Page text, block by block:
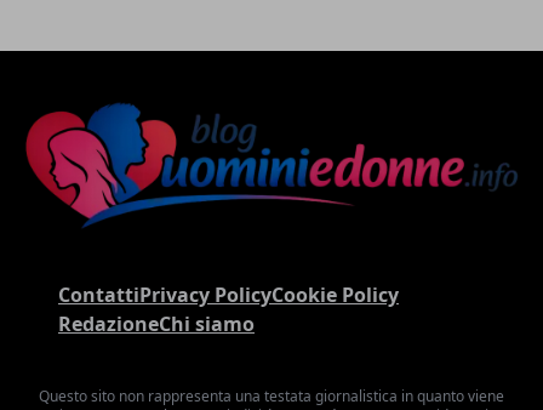
ContattiPrivacy PolicyCookie Policy
RedazioneChi siamo
Questo sito non rappresenta una testata giornalistica in quanto viene